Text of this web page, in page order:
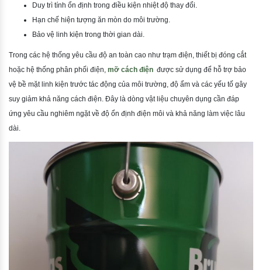
Duy trì tính ổn định trong điều kiện nhiệt độ thay đổi.
Hạn chế hiện tượng ăn mòn do môi trường.
Bảo vệ linh kiện trong thời gian dài.
Trong các hệ thống yêu cầu độ an toàn cao như trạm điện, thiết bị đóng cắt
hoặc hệ thống phân phối điện, mỡ cách điện được sử dụng để hỗ trợ bảo
vệ bề mặt linh kiện trước tác động của môi trường, độ ẩm và các yếu tố gây
suy giảm khả năng cách điện. Đây là dòng vật liệu chuyên dụng cần đáp
ứng yêu cầu nghiêm ngặt về độ ổn định điện môi và khả năng làm việc lâu
dài.